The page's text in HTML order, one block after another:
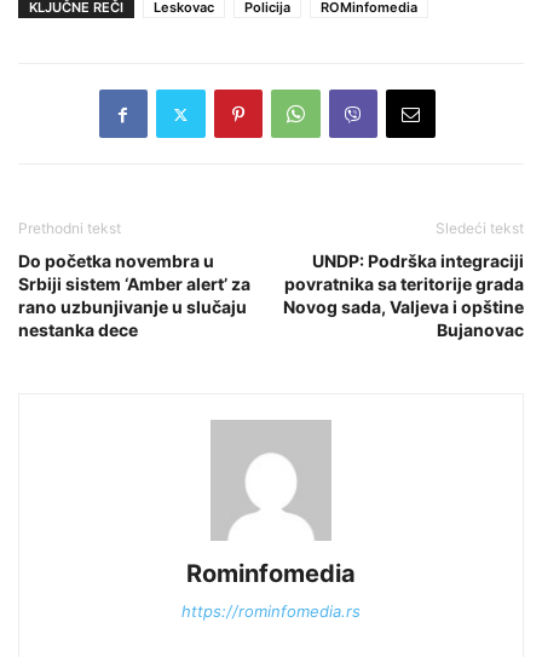
KLJUČNE REČI Leskovac Policija ROMinfomedia
Prethodni tekst
Do početka novembra u
Srbiji sistem ‘Amber alert’ za
rano uzbunjivanje u slučaju
nestanka dece
Sledeći tekst
UNDP: Podrška integraciji
povratnika sa teritorije grada
Novog sada, Valjeva i opštine
Bujanovac
Rominfomedia
https://rominfomedia.rs